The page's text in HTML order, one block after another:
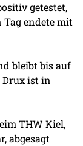
getestet,
Tag endete mit
bleibt bis auf
Drux ist in
THW Kiel,
abgesagt